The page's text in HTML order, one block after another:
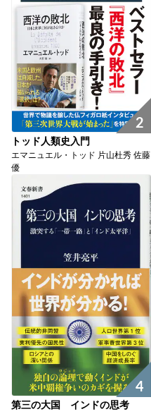
2
トッド人類史入門
エマニュエル・トッド 片山杜秀 佐藤
優
4
第三の大国 インドの思考